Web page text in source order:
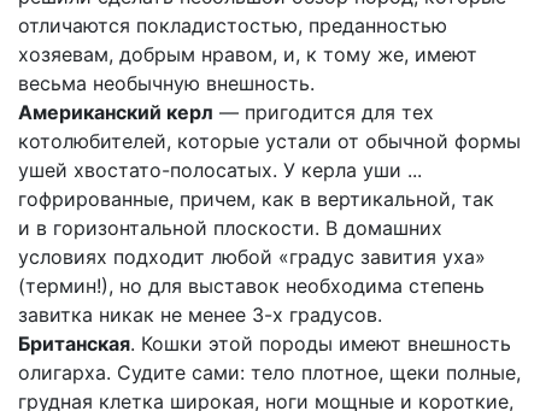
отличаются покладистостью, преданностью
хозяевам, добрым нравом, и, к тому же, имеют
весьма необычную внешность.
Американский керл — пригодится для тех
котолюбителей, которые устали от обычной формы
ушей хвостато-полосатых. У керла уши ...
гофрированные, причем, как в вертикальной, так
и в горизонтальной плоскости. В домашних
условиях подходит любой «градус завития уха»
(термин!), но для выставок необходима степень
завитка никак не менее 3-х градусов.
Британская. Кошки этой породы имеют внешность
олигарха. Судите сами: тело плотное, щеки полные,
грудная клетка широкая, ноги мощные и короткие,